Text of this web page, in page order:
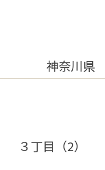
神奈川県
３丁目（2）